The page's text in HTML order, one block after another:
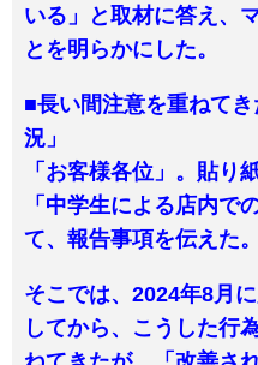
いる」と取材に答え、
とを明らかにした。
■長い間注意を重ねて
況」
「お客様各位」。貼り
「中学生による店内で
て、報告事項を伝えた。
そこでは、2024年8月
してから、こうした行